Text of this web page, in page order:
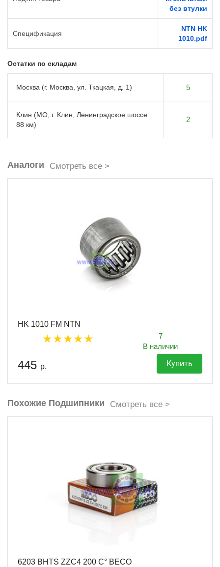
без втулки
Спецификация
NTN HK
1010.pdf
Остатки по складам
Москва (г. Москва, ул. Ткацкая, д. 1) 5
Клин (МО, г. Клин, Ленинградское шоссе
88 км)
2
Аналоги Смотреть все >
HK 1010 FM NTN
7
В наличии
445 р. Купить
Похожие Подшипники Смотреть все >
6203 BHTS ZZC4 200 C° BECO